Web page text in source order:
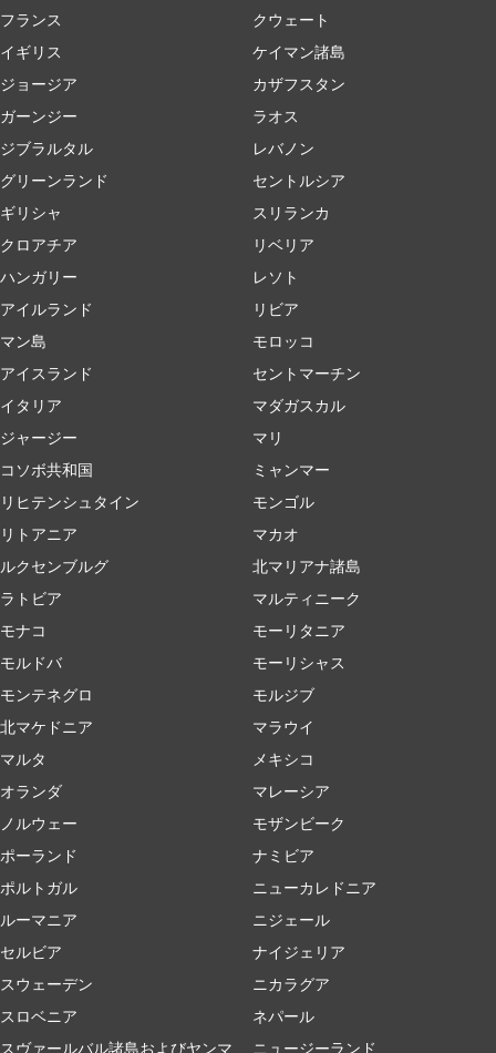
フランス
イギリス
ジョージア
ガーンジー
ジブラルタル
グリーンランド
ギリシャ
クロアチア
ハンガリー
アイルランド
マン島
アイスランド
イタリア
ジャージー
コソボ共和国
リヒテンシュタイン
リトアニア
ルクセンブルグ
ラトビア
モナコ
モルドバ
モンテネグロ
北マケドニア
マルタ
オランダ
ノルウェー
ポーランド
ポルトガル
ルーマニア
セルビア
スウェーデン
スロベニア
スヴァールバル諸島およびヤンマ
クウェート
ケイマン諸島
カザフスタン
ラオス
レバノン
セントルシア
スリランカ
リベリア
レソト
リビア
モロッコ
セントマーチン
マダガスカル
マリ
ミャンマー
モンゴル
マカオ
北マリアナ諸島
マルティニーク
モーリタニア
モーリシャス
モルジブ
マラウイ
メキシコ
マレーシア
モザンビーク
ナミビア
ニューカレドニア
ニジェール
ナイジェリア
ニカラグア
ネパール
ニュージーランド